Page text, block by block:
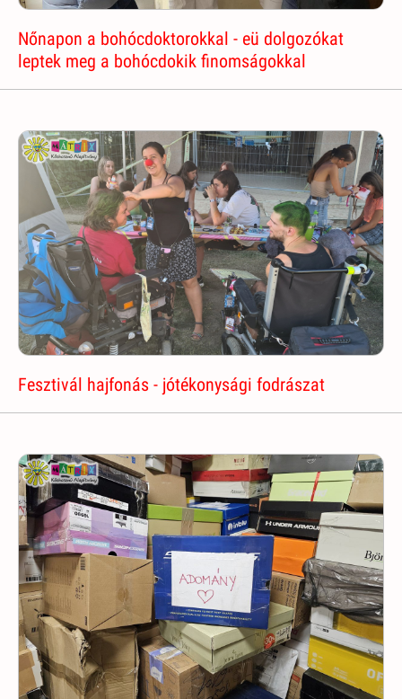
Nőnapon a bohócdoktorokkal - eü dolgozókat
leptek meg a bohócdokik finomságokkal
Fesztivál hajfonás - jótékonysági fodrászat